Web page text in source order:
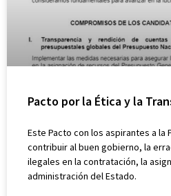
Pacto por la Ética y la
Este Pacto con los aspirantes a la
contribuir al buen gobierno, la
ilegales en la contratación, la
administración del Estado.